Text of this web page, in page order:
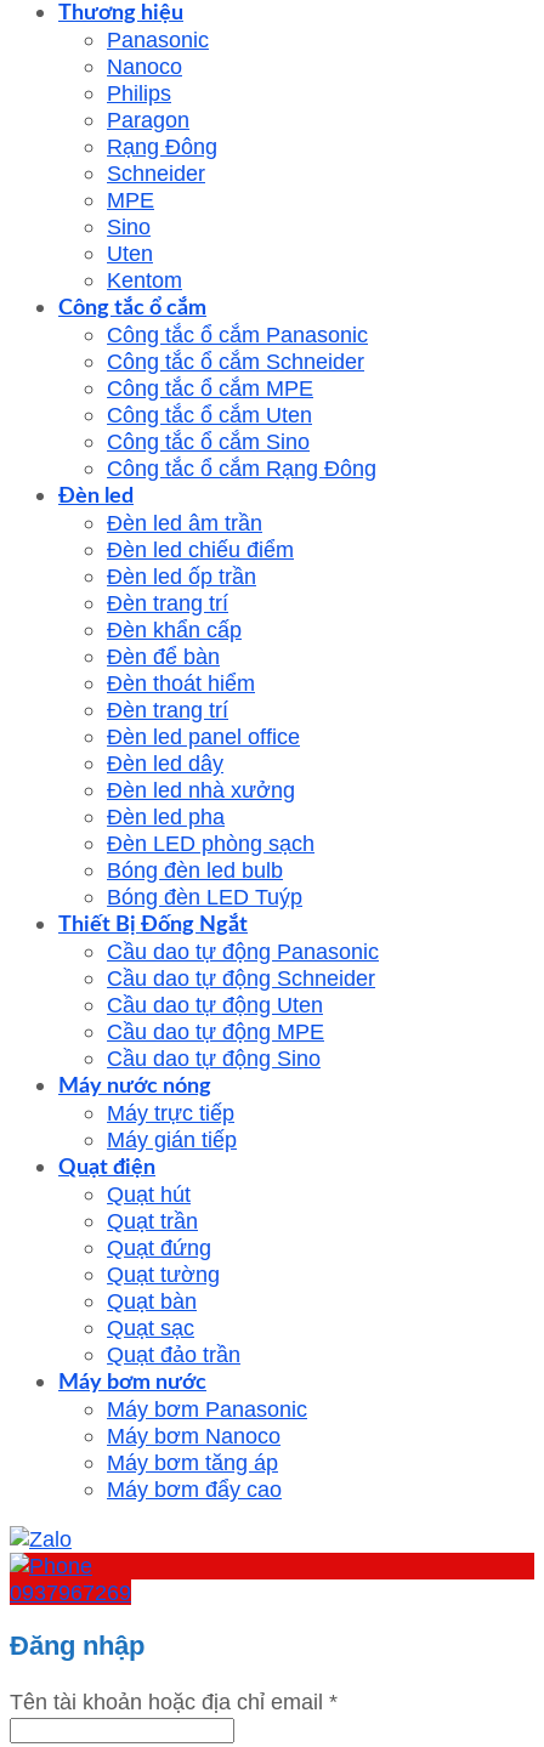
Thương hiệu
Panasonic
Nanoco
Philips
Paragon
Rạng Đông
Schneider
MPE
Sino
Uten
Kentom
Công tắc ổ cắm
Công tắc ổ cắm Panasonic
Công tắc ổ cắm Schneider
Công tắc ổ cắm MPE
Công tắc ổ cắm Uten
Công tắc ổ cắm Sino
Công tắc ổ cắm Rạng Đông
Đèn led
Đèn led âm trần
Đèn led chiếu điểm
Đèn led ốp trần
Đèn trang trí
Đèn khẩn cấp
Đèn để bàn
Đèn thoát hiểm
Đèn trang trí
Đèn led panel office
Đèn led dây
Đèn led nhà xưởng
Đèn led pha
Đèn LED phòng sạch
Bóng đèn led bulb
Bóng đèn LED Tuýp
Thiết Bị Đống Ngắt
Cầu dao tự động Panasonic
Cầu dao tự động Schneider
Cầu dao tự động Uten
Cầu dao tự động MPE
Cầu dao tự động Sino
Máy nước nóng
Máy trực tiếp
Máy gián tiếp
Quạt điện
Quạt hút
Quạt trần
Quạt đứng
Quạt tường
Quạt bàn
Quạt sạc
Quạt đảo trần
Máy bơm nước
Máy bơm Panasonic
Máy bơm Nanoco
Máy bơm tăng áp
Máy bơm đẩy cao
0937967269
Đăng nhập
Tên tài khoản hoặc địa chỉ email *